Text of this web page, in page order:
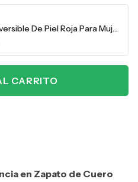
La Chaqueta Reversible De Piel Roja Para Mujer Elvaris
CARRITO
en Zapato de Cuero